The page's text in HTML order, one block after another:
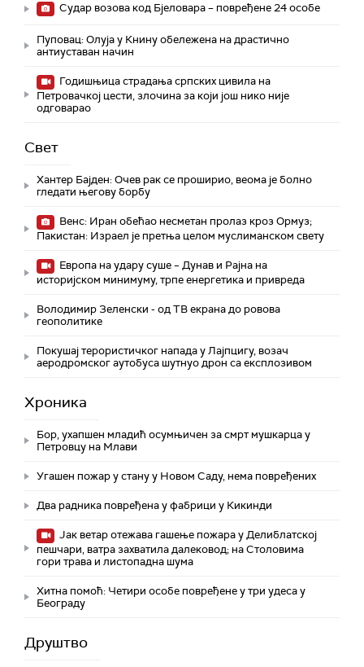
Судар возова код Бјеловара – повређене 24 особе
Пуповац: Олуја у Книну обележена на драстично
антиуставан начин
Годишњица страдања српских цивила на
Петровачкој цести, злочина за који још нико није
одговарао
Свет
Хантер Бајден: Очев рак се проширио, веома је болно
гледати његову борбу
Венс: Иран обећао несметан пролаз кроз Ормуз;
Пакистан: Израел је претња целом муслиманском свету
Европа на удару суше – Дунав и Рајна на
историјском минимуму, трпе енергетика и привреда
Володимир Зеленски - од ТВ екрана до ровова
геополитике
Покушај терористичког напада у Лајпцигу, возач
аеродромског аутобуса шутнуо дрон са експлозивом
Хроника
Бор, ухапшен младић осумњичен за смрт мушкарца у
Петровцу на Млави
Угашен пожар у стану у Новом Саду, нема повређених
Два радника повређена у фабрици у Кикинди
Јак ветар отежава гашење пожара у Делиблатској
пешчари, ватра захватила далековод; на Столовима
гори трава и листопадна шума
Хитна помоћ: Четири особе повређене у три удеса у
Београду
Друштво